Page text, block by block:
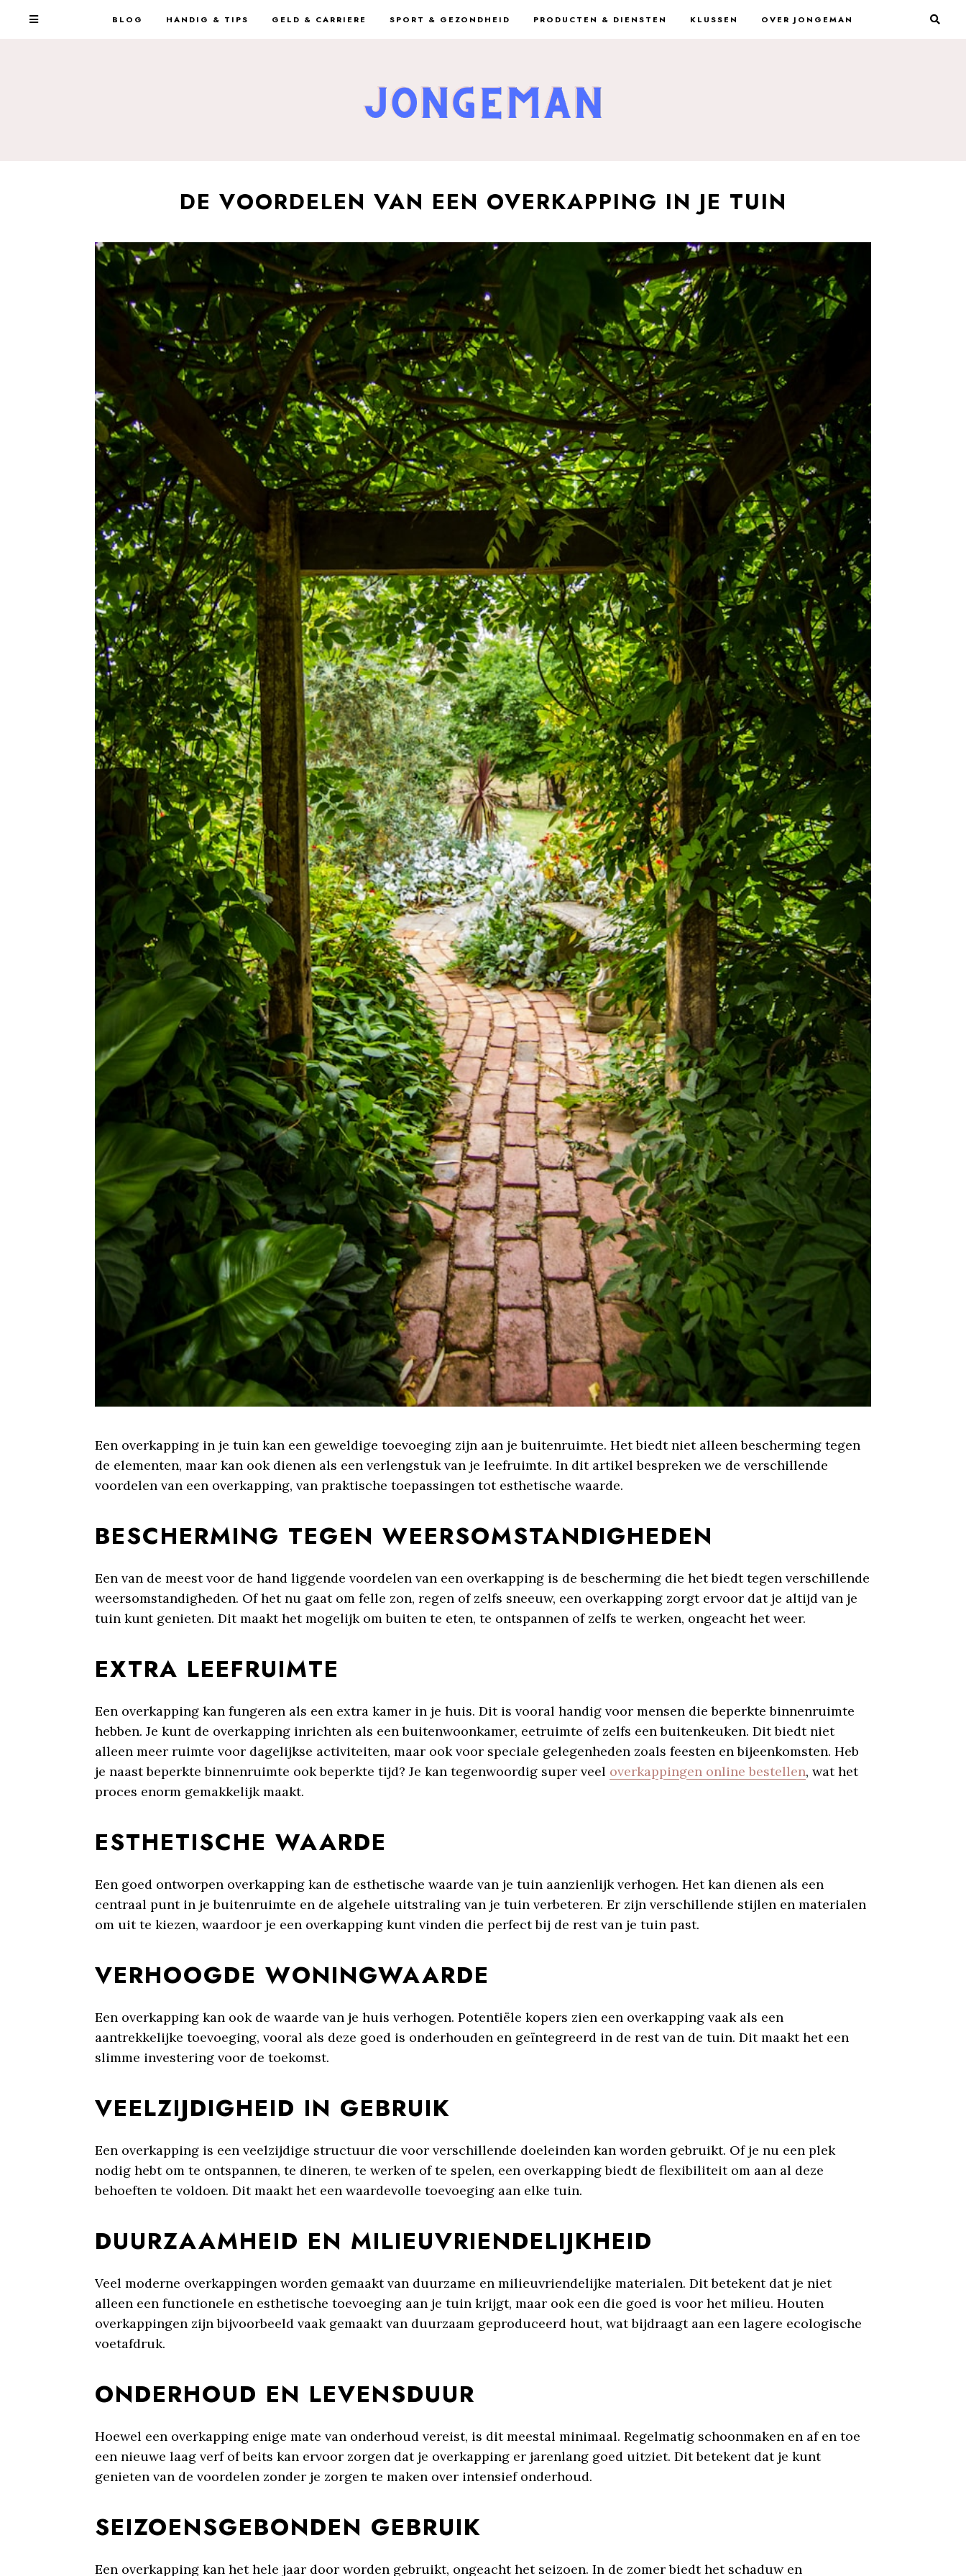
BLOG HANDIG & TIPS GELD & CARRIERE SPORT & GEZONDHEID PRODUCTEN & DIENSTEN KLUSSEN OVER JONGEMAN
DE VOORDELEN VAN EEN OVERKAPPING IN JE TUIN
Een overkapping in je tuin kan een geweldige toevoeging zijn aan je buitenruimte. Het biedt niet alleen bescherming tegen
de elementen, maar kan ook dienen als een verlengstuk van je leefruimte. In dit artikel bespreken we de verschillende
voordelen van een overkapping, van praktische toepassingen tot esthetische waarde.
BESCHERMING TEGEN WEERSOMSTANDIGHEDEN
Een van de meest voor de hand liggende voordelen van een overkapping is de bescherming die het biedt tegen verschillende
weersomstandigheden. Of het nu gaat om felle zon, regen of zelfs sneeuw, een overkapping zorgt ervoor dat je altijd van je
tuin kunt genieten. Dit maakt het mogelijk om buiten te eten, te ontspannen of zelfs te werken, ongeacht het weer.
EXTRA LEEFRUIMTE
Een overkapping kan fungeren als een extra kamer in je huis. Dit is vooral handig voor mensen die beperkte binnenruimte
hebben. Je kunt de overkapping inrichten als een buitenwoonkamer, eetruimte of zelfs een buitenkeuken. Dit biedt niet
alleen meer ruimte voor dagelijkse activiteiten, maar ook voor speciale gelegenheden zoals feesten en bijeenkomsten. Heb
je naast beperkte binnenruimte ook beperkte tijd? Je kan tegenwoordig super veel overkappingen online bestellen, wat het
proces enorm gemakkelijk maakt.
ESTHETISCHE WAARDE
Een goed ontworpen overkapping kan de esthetische waarde van je tuin aanzienlijk verhogen. Het kan dienen als een
centraal punt in je buitenruimte en de algehele uitstraling van je tuin verbeteren. Er zijn verschillende stijlen en materialen
om uit te kiezen, waardoor je een overkapping kunt vinden die perfect bij de rest van je tuin past.
VERHOOGDE WONINGWAARDE
Een overkapping kan ook de waarde van je huis verhogen. Potentiële kopers zien een overkapping vaak als een
aantrekkelijke toevoeging, vooral als deze goed is onderhouden en geïntegreerd in de rest van de tuin. Dit maakt het een
slimme investering voor de toekomst.
VEELZIJDIGHEID IN GEBRUIK
Een overkapping is een veelzijdige structuur die voor verschillende doeleinden kan worden gebruikt. Of je nu een plek
nodig hebt om te ontspannen, te dineren, te werken of te spelen, een overkapping biedt de flexibiliteit om aan al deze
behoeften te voldoen. Dit maakt het een waardevolle toevoeging aan elke tuin.
DUURZAAMHEID EN MILIEUVRIENDELIJKHEID
Veel moderne overkappingen worden gemaakt van duurzame en milieuvriendelijke materialen. Dit betekent dat je niet
alleen een functionele en esthetische toevoeging aan je tuin krijgt, maar ook een die goed is voor het milieu. Houten
overkappingen zijn bijvoorbeeld vaak gemaakt van duurzaam geproduceerd hout, wat bijdraagt aan een lagere ecologische
voetafdruk.
ONDERHOUD EN LEVENSDUUR
Hoewel een overkapping enige mate van onderhoud vereist, is dit meestal minimaal. Regelmatig schoonmaken en af en toe
een nieuwe laag verf of beits kan ervoor zorgen dat je overkapping er jarenlang goed uitziet. Dit betekent dat je kunt
genieten van de voordelen zonder je zorgen te maken over intensief onderhoud.
SEIZOENSGEBONDEN GEBRUIK
Een overkapping kan het hele jaar door worden gebruikt, ongeacht het seizoen. In de zomer biedt het schaduw en